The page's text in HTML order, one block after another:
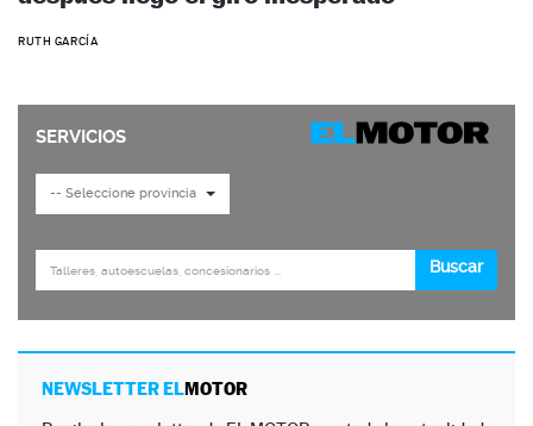
RUTH GARCÍA
NEWSLETTER ELMOTOR